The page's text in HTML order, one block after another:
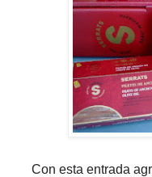
Con esta entrada